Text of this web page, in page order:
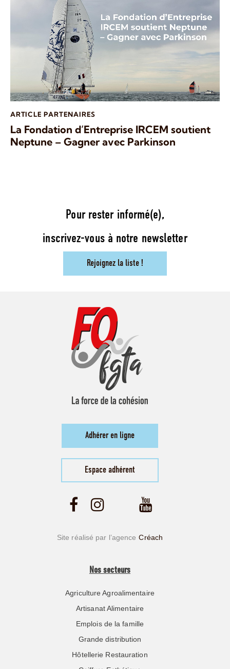
ARTICLE PARTENAIRES
La Fondation d’Entreprise IRCEM soutient
Neptune – Gagner avec Parkinson
Pour rester informé(e),
inscrivez-vous à notre newsletter
Rejoignez la liste !
Adhérer en ligne
Espace adhérent
Site réalisé par l’agence Créach
Nos secteurs
Agriculture Agroalimentaire
Artisanat Alimentaire
Emplois de la famille
Grande distribution
Hôtellerie Restauration